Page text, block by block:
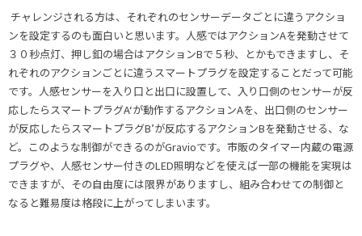
チャレンジされる方は、それぞれのセンサーデータごとに違うアクショ
ンを設定するのも面白いと思います。人感ではアクションAを発動させて
３０秒点灯、押し釦の場合はアクションBで５秒、とかもできますし、そ
れぞれのアクションごとに違うスマートプラグを設定することだって可能
です。人感センサーを入り口と出口に設置して、入り口側のセンサーが反
応したらスマートプラグA‘が動作するアクションAを、出口側のセンサー
が反応したらスマートプラグB’が反応するアクションBを発動させる、な
ど。このような制御ができるのがGravioです。市販のタイマー内蔵の電源
プラグや、人感センサー付きのLED照明などを使えば一部の機能を実現は
できますが、その自由度には限界がありますし、組み合わせての制御と
なると難易度は格段に上がってしまいます。